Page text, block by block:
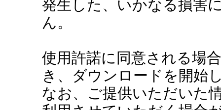
発生した、いかなる損害
ん。
使用許諾に同意される場
き、ダウンロードを開始
なお、ご提供いただいた